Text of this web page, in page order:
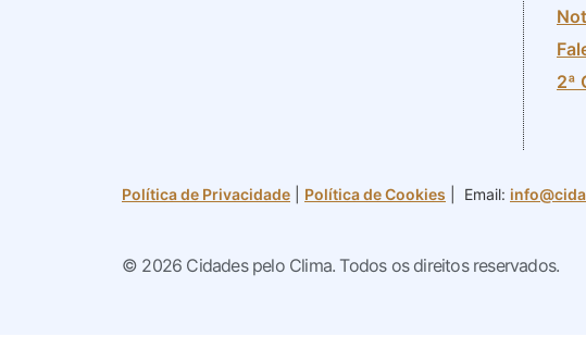
2ª
Política de Privacidade Política de Cookies | Email:
© 2026 Cidades pelo Clima. Todos os direitos reservados.